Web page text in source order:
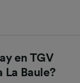
en TGV
La Baule?